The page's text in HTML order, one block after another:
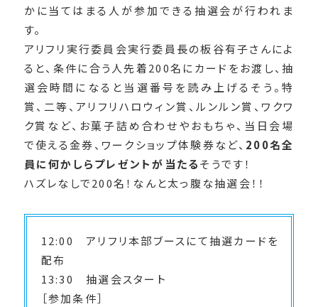
かに当てはまる人が参加できる抽選会が行われま
す。
アリフリ実行委員会実行委員長の板谷有子さんによ
ると、 条件に合う人先着200名にカードをお渡し、抽
選会時間になると当選番号を読み上げるそう。特
賞、二等、アリフリハロウィン賞、ルンルン賞、ワクワ
ク賞など、お菓子詰め合わせやおもちゃ、当日会場
で使える金券、ワークショップ体験券など、 200名全
員に何かしらプレゼントが当たるそうです！
ハズレなしで200名！なんと太っ腹な抽選会！！
12:00 アリフリ本部ブースにて抽選カードを
配布
13:30 抽選会スタート
［参加条件］